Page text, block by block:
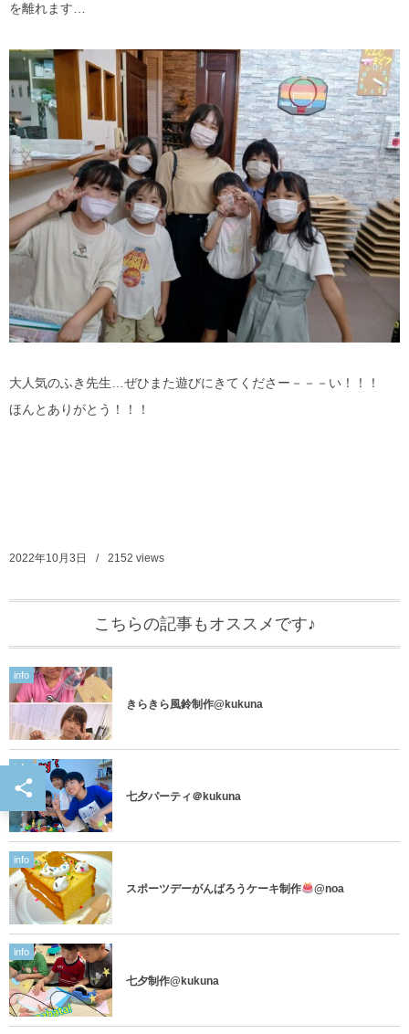
を離れます…
大人気のふき先生…ぜひまた遊びにきてくださー－－－い！！！
ほんとありがとう！！！
2022年10月3日 2152 views
こちらの記事もオススメです♪
info
きらきら風鈴制作@kukuna
info
七夕パーティ＠kukuna
info
スポーツデーがんばろうケーキ制作 @noa
info
七夕制作@kukuna